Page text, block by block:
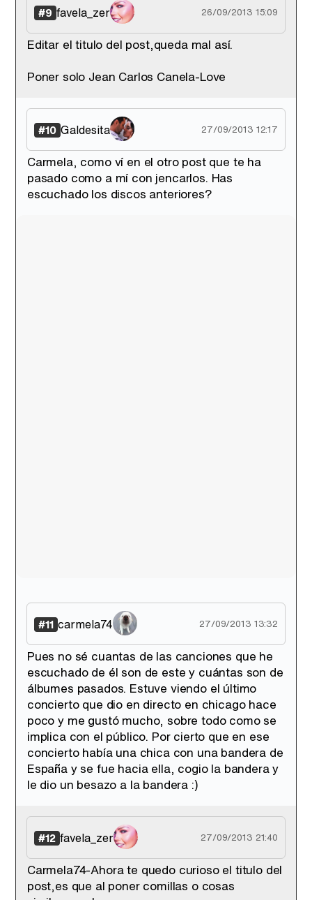
#9 favela_zer 26/09/2013 15:09
Editar el titulo del post,queda mal así.
Poner solo Jean Carlos Canela-Love
#10 Galdesita 27/09/2013 12:17
Carmela, como ví en el otro post que te ha
pasado como a mí con jencarlos. Has
escuchado los discos anteriores?
#11 carmela74 27/09/2013 13:32
Pues no sé cuantas de las canciones que he
escuchado de él son de este y cuántas son de
álbumes pasados. Estuve viendo el último
concierto que dio en directo en chicago hace
poco y me gustó mucho, sobre todo como se
implica con el público. Por cierto que en ese
concierto había una chica con una bandera de
España y se fue hacia ella, cogio la bandera y
le dio un besazo a la bandera :)
#12 favela_zer 27/09/2013 21:40
Carmela74-Ahora te quedo curioso el titulo del
post,es que al poner comillas o cosas